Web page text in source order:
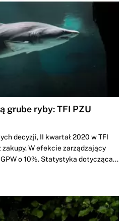
grube ryby: TFI PZU
decyzji, II kwartał 2020 w TFI
W efekcie zarządzający
o 10%. Statystyka dotycząca...